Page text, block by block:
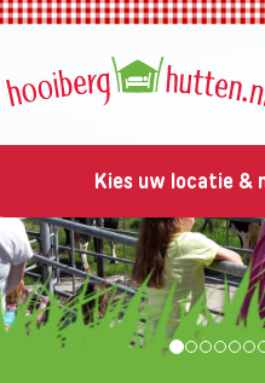
Kies uw locatie &